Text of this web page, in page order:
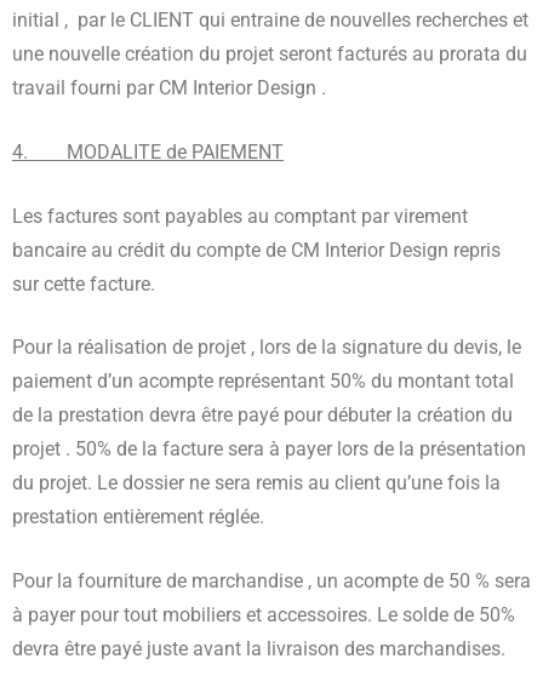
initial , par le CLIENT qui entraine de nouvelles recherches et
une nouvelle création du projet seront facturés au prorata du
travail fourni par CM Interior Design .
4. MODALITE de PAIEMENT
Les factures sont payables au comptant par virement
bancaire au crédit du compte de CM Interior Design repris
sur cette facture.
Pour la réalisation de projet , lors de la signature du devis, le
paiement d’un acompte représentant 50% du montant total
de la prestation devra être payé pour débuter la création du
projet . 50% de la facture sera à payer lors de la présentation
du projet. Le dossier ne sera remis au client qu’une fois la
prestation entièrement réglée.
Pour la fourniture de marchandise , un acompte de 50 % sera
à payer pour tout mobiliers et accessoires. Le solde de 50%
devra être payé juste avant la livraison des marchandises.